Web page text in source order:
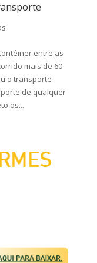
entre as
mais de 60
o transporte
de qualquer
os...